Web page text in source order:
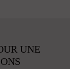
UNE